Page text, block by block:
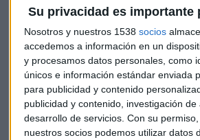
Su privacidad es importante
Nosotros y nuestros 1538 socios
accedemos a información en un
y procesamos datos personales, como
únicos e información estándar enviada
para publicidad y contenido
publicidad y contenido, investigación de
desarrollo de servicios. Con su
nuestros socios podemos utilizar datos